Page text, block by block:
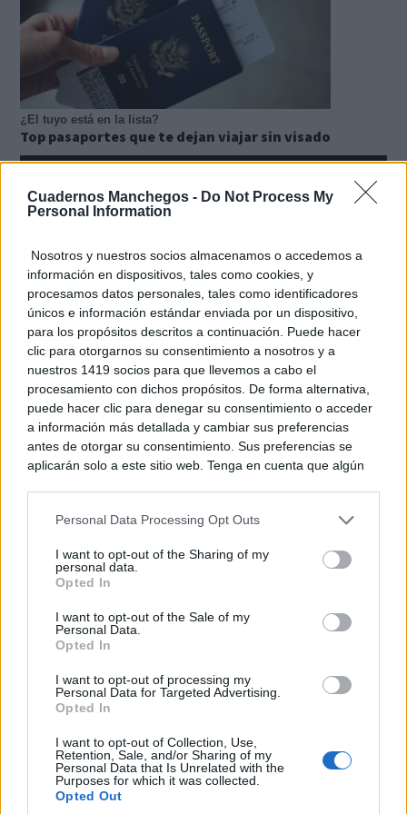
Cuadernos Manchegos - Do Not Process My
Personal Information
Nosotros y nuestros socios almacenamos o accedemos a
información en dispositivos, tales como cookies, y
procesamos datos personales, tales como identificadores
únicos e información estándar enviada por un dispositivo,
para los propósitos descritos a continuación. Puede hacer
clic para otorgarnos su consentimiento a nosotros y a
nuestros 1419 socios para que llevemos a cabo el
procesamiento con dichos propósitos. De forma alternativa,
puede hacer clic para denegar su consentimiento o acceder
a información más detallada y cambiar sus preferencias
antes de otorgar su consentimiento. Sus preferencias se
aplicarán solo a este sitio web. Tenga en cuenta que algún
rechazar tal procesamiento. Puede cambiar sus preferencias
a este sitio y haciendo clic en el botón "Privacidad" en la
parte inferior de la página web.
Please note that this website/app uses one or more Google
services and may gather and store information including but
not limited to your visit or usage behaviour. You may click to
use your data for below specified purposes in below Google
consent section.
Personal Data Processing Opt Outs
I want to opt-out of the Sharing of my
personal data.
Opted In
I want to opt-out of the Sale of my
Personal Data.
Opted In
I want to opt-out of processing my
Personal Data for Targeted Advertising.
Opted In
I want to opt-out of Collection, Use,
Retention, Sale, and/or Sharing of my
Personal Data that Is Unrelated with the
Purposes for which it was collected.
Opted Out
¿El tuyo está en la lista?
Top pasaportes que te dejan viajar sin visado
¿Sabías que existen?
Estas criaturas existen y parecen sacadas de otro
planeta
¿De verdad hacen esto?
Costumbres que rompen todos los esquemas